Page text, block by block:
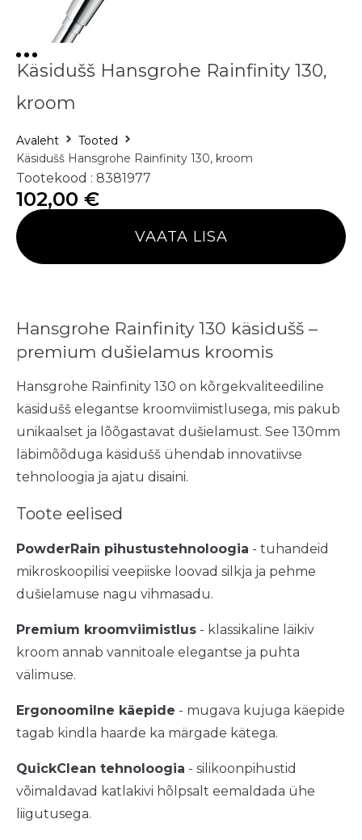
Käsidušš Hansgrohe Rainfinity 130,
kroom
Avaleht
Tooted
Käsidušš Hansgrohe Rainfinity 130, kroom
Tootekood : 8381977
102,00 €
VAATA LISA
Hansgrohe Rainfinity 130 käsidušš –
premium dušielamus kroomis
Hansgrohe Rainfinity 130 on kõrgekvaliteediline
käsidušš elegantse kroomviimistlusega, mis pakub
unikaalset ja lõõgastavat dušielamust. See 130mm
läbimõõduga käsidušš ühendab innovatiivse
tehnoloogia ja ajatu disaini.
Toote eelised
PowderRain pihustustehnoloogia - tuhandeid
mikroskoopilisi veepiiske loovad silkja ja pehme
dušielamuse nagu vihmasadu.
Premium kroomviimistlus - klassikaline läikiv
kroom annab vannitoale elegantse ja puhta
välimuse.
Ergonoomilne käepide - mugava kujuga käepide
tagab kindla haarde ka märgade kätega.
QuickClean tehnoloogia - silikoonpihustid
võimaldavad katlakivi hõlpsalt eemaldada ühe
liigutusega.